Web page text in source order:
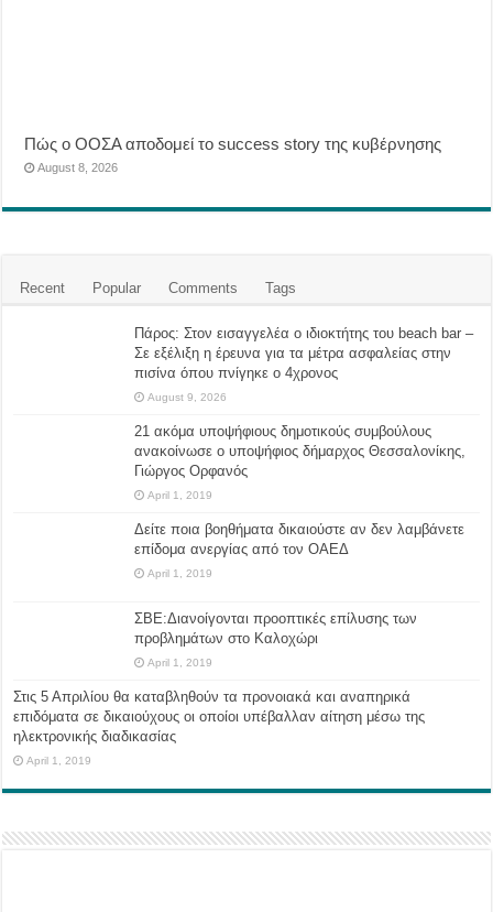
Πώς ο ΟΟΣΑ αποδομεί το success story της κυβέρνησης
August 8, 2026
Recent Popular Comments Tags
Πάρος: Στον εισαγγελέα ο ιδιοκτήτης του beach bar –
Σε εξέλιξη η έρευνα για τα μέτρα ασφαλείας στην
πισίνα όπου πνίγηκε ο 4χρονος
August 9, 2026
21 ακόμα υποψήφιους δημοτικούς συμβούλους
ανακοίνωσε ο υποψήφιος δήμαρχος Θεσσαλονίκης,
Γιώργος Ορφανός
April 1, 2019
Δείτε ποια βοηθήματα δικαιούστε αν δεν λαμβάνετε
επίδομα ανεργίας από τον ΟΑΕΔ
April 1, 2019
ΣΒΕ:Διανοίγονται προοπτικές επίλυσης των
προβλημάτων στο Καλοχώρι
April 1, 2019
Στις 5 Απριλίου θα καταβληθούν τα προνοιακά και αναπηρικά
επιδόματα σε δικαιούχους οι οποίοι υπέβαλλαν αίτηση μέσω της
ηλεκτρονικής διαδικασίας
April 1, 2019